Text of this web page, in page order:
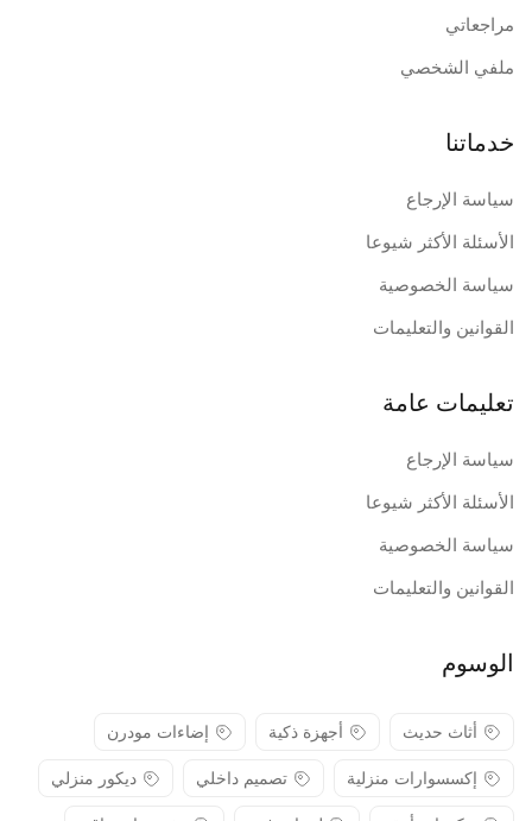
مراجعاتي
ملفي الشخصي
خدماتنا
سياسة الإرجاع
الأسئلة الأكثر شيوعا
سياسة الخصوصية
القوانين والتعليمات
تعليمات عامة
سياسة الإرجاع
الأسئلة الأكثر شيوعا
سياسة الخصوصية
القوانين والتعليمات
الوسوم
أثاث حديث أجهزة ذكية
إضاءات مودرن
إكسسوارات منزلية
تصميم داخلي
ديكور منزلي